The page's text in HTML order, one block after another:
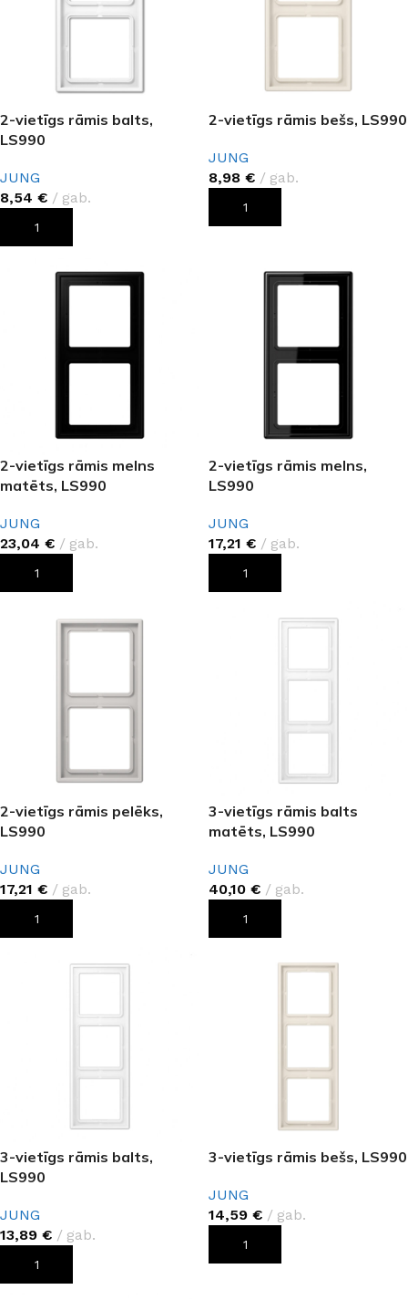
2-vietīgs rāmis balts,
LS990
JUNG
8,54 € gab.
PIEVIENOT GROZAM
2-vietīgs rāmis bešs, LS990
JUNG
8,98 € gab.
PIEVIENOT GROZAM
2-vietīgs rāmis melns
matēts, LS990
JUNG
23,04 € gab.
PIEVIENOT GROZAM
2-vietīgs rāmis melns,
LS990
JUNG
17,21 € gab.
PIEVIENOT GROZAM
2-vietīgs rāmis pelēks,
LS990
JUNG
17,21 € gab.
PIEVIENOT GROZAM
3-vietīgs rāmis balts
matēts, LS990
JUNG
40,10 € gab.
PIEVIENOT GROZAM
3-vietīgs rāmis balts,
LS990
JUNG
13,89 € gab.
PIEVIENOT GROZAM
3-vietīgs rāmis bešs, LS990
JUNG
14,59 € gab.
PIEVIENOT GROZAM